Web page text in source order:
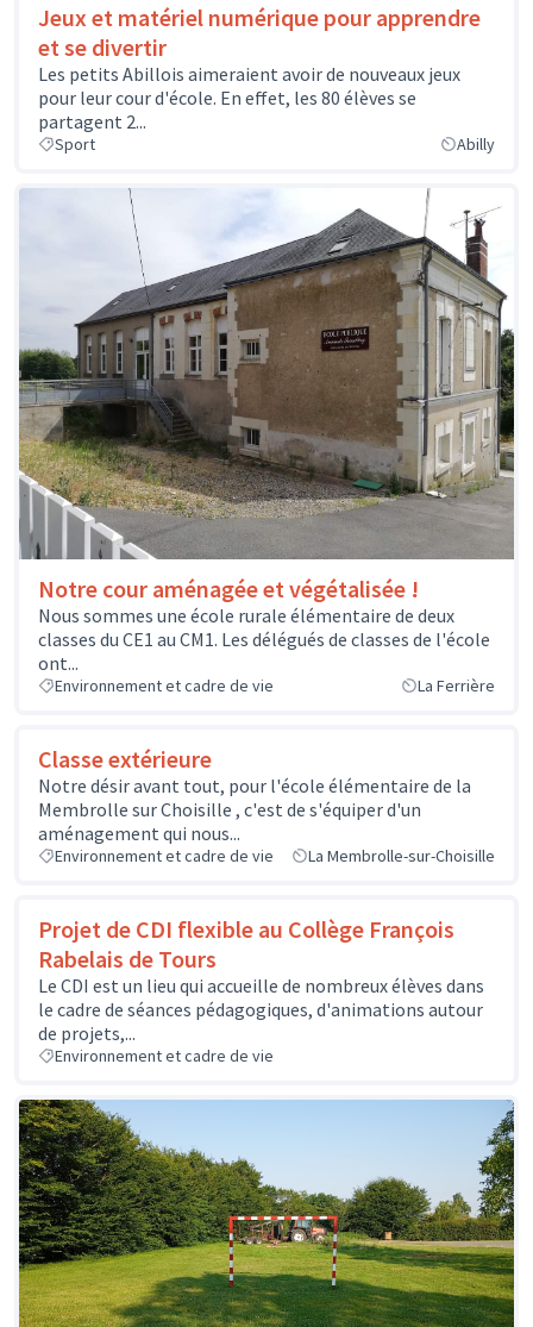
Jeux et matériel numérique pour apprendre
et se divertir
Les petits Abillois aimeraient avoir de nouveaux jeux
pour leur cour d'école. En effet, les 80 élèves se
partagent 2...
Sport Abilly
Notre cour aménagée et végétalisée !
Nous sommes une école rurale élémentaire de deux
classes du CE1 au CM1. Les délégués de classes de l'école
ont...
Environnement et cadre de vie La Ferrière
Classe extérieure
Notre désir avant tout, pour l'école élémentaire de la
Membrolle sur Choisille , c'est de s'équiper d'un
aménagement qui nous...
Environnement et cadre de vie La Membrolle-sur-Choisille
Projet de CDI flexible au Collège François
Rabelais de Tours
Le CDI est un lieu qui accueille de nombreux élèves dans
le cadre de séances pédagogiques, d'animations autour
de projets,...
Environnement et cadre de vie